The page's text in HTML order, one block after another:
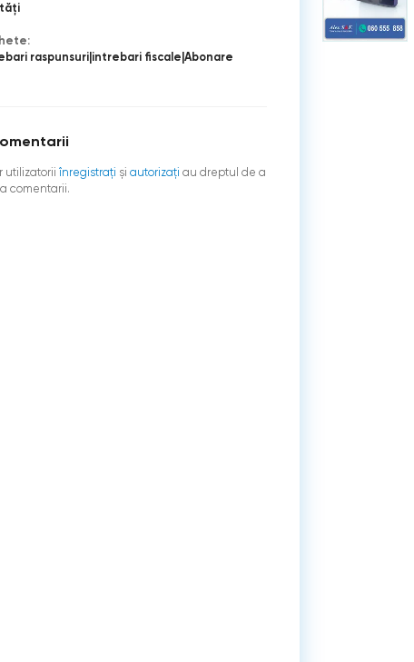
raspunsuri| intrebari fiscale Abonare
utilizatorii înregistraţi şi autorizați au dreptul de a
comentarii.